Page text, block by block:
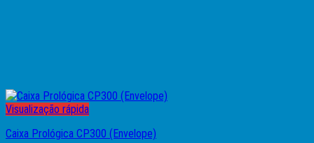
Visualização rápida
Caixa Prológica CP300 (Envelope)